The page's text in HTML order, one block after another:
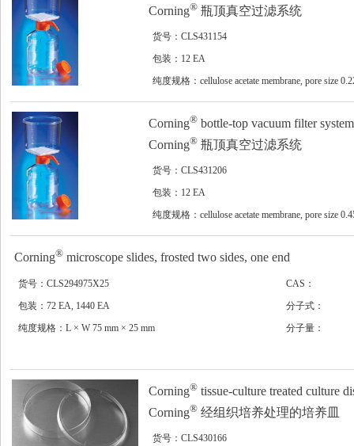
Corning® 瓶顶真空过滤系统
货号：CLS431154
包装：12 EA
纯度规格：cellulose acetate membrane, pore size
μm, membrane area 13.6 cm , filter capacity 150 mL
Corning® bottle-top vacuum filter system
Corning® 瓶顶真空过滤系统
货号：CLS431206
包装：12 EA
纯度规格：cellulose acetate membrane, pore size
μm, membrane area 54.5 cm , filter capacity 500 mL
Corning® microscope slides, frosted two sides, one end
货号：CLS294975X25
CAS：
包装：72 EA, 1440 EA
分子式：
纯度规格：L × W 75 mm × 25 mm
分子量：
Corning® tissue-culture treated culture
Corning® 经组织培养处理的培养皿
货号：CLS430166